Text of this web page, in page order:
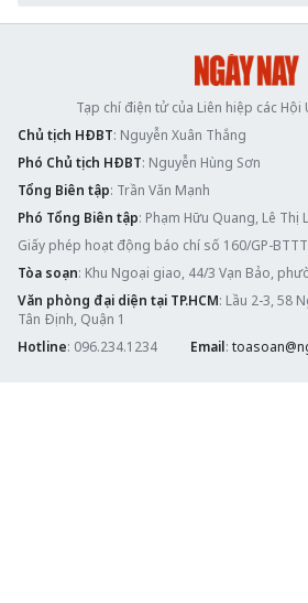
Tạp chí điện tử của Liên hiệp các Hội
Chủ tịch HĐBT: Nguyễn Xuân Thắng
Phó Chủ tịch HĐBT: Nguyễn Hùng Sơn
Tổng Biên tập: Trần Văn Mạnh
Phó Tổng Biên tập: Phạm Hữu Quang, Lê Thị
Giấy phép hoạt động báo chí số 160/GP-
Tòa soạn: Khu Ngoại giao, 44/3 Vạn Bảo,
Văn phòng đại diện tại TP.HCM: Lầu 2-3, 58
Tân Định, Quận 1
Hotline: 096.234.1234 Email: